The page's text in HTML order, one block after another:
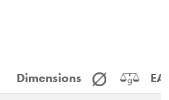
Dimensions